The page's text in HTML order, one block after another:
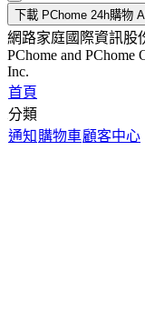
下載 PChome 24h購物
網路家庭國際資訊股
PChome and PChome
Inc.
首頁
分類
通知 購物車顧客中心